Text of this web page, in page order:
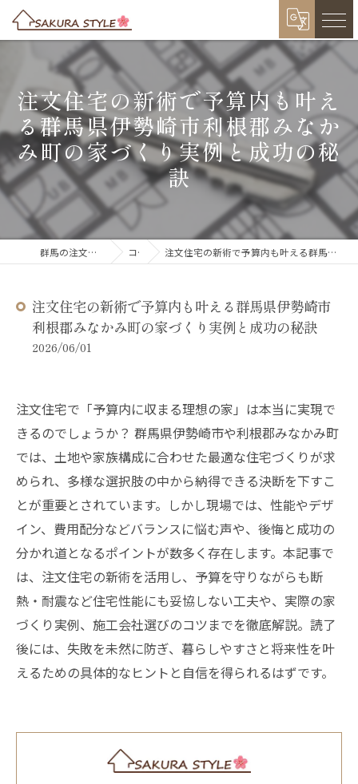
注文住宅の新術で予算内も叶え
る群馬県伊勢崎市利根郡みなか
み町の家づくり実例と成功の秘
訣
群馬の注文住宅ならSAKURA STYLE コラム 注文住宅の新術で予算内も叶える群馬県伊勢崎市利根郡みなかみ町の家づくり実例と成功の秘訣
注文住宅の新術で予算内も叶える群馬県伊勢崎市
利根郡みなかみ町の家づくり実例と成功の秘訣
2026/06/01
注文住宅で「予算内に収まる理想の家」は本当に実現で
きるのでしょうか？ 群馬県伊勢崎市や利根郡みなかみ町
では、土地や家族構成に合わせた最適な住宅づくりが求
められ、多様な選択肢の中から納得できる決断を下すこ
とが重要とされています。しかし現場では、性能やデザ
イン、費用配分などバランスに悩む声や、後悔と成功の
分かれ道となるポイントが数多く存在します。本記事で
は、注文住宅の新術を活用し、予算を守りながらも断
熱・耐震など住宅性能にも妥協しない工夫や、実際の家
づくり実例、施工会社選びのコツまでを徹底解説。読了
後には、失敗を未然に防ぎ、暮らしやすさと将来性を叶
えるための具体的なヒントと自信を得られるはずです。